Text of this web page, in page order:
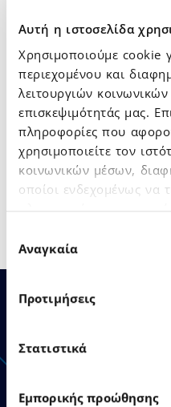
Αυτή η ιστοσελίδα
Χρησιμοποιούμε cookie
περιεχομένου και
λειτουργιών
επισκεψιμότητάς μας.
πληροφορίες που
χρησιμοποιείτε τον
κοινωνικών μέσων,
οποίοι ενδεχομένως να
σας χρήση των
συγκατάθεσης
Αναγκαία
Προτιμήσεις
Στατιστικά
Εμπορικής προώθησης
κερδίσει την
επαγγελματιών
.
πρωτοποριακές
διασφαλίζουν πλήρως
αποφυγής λαθών και
μόνη λύση που
με την εφαρμογή
η επιχείρηση ή το
εξυπηρετεί.